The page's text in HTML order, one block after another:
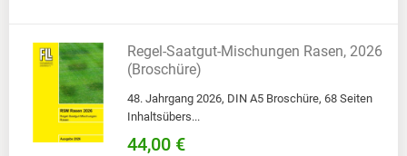
Regel-Saatgut-Mischungen Rasen, 2026
(Broschüre)
48. Jahrgang 2026, DIN A5 Broschüre, 68 Seiten
Inhaltsübers...
44,00 €